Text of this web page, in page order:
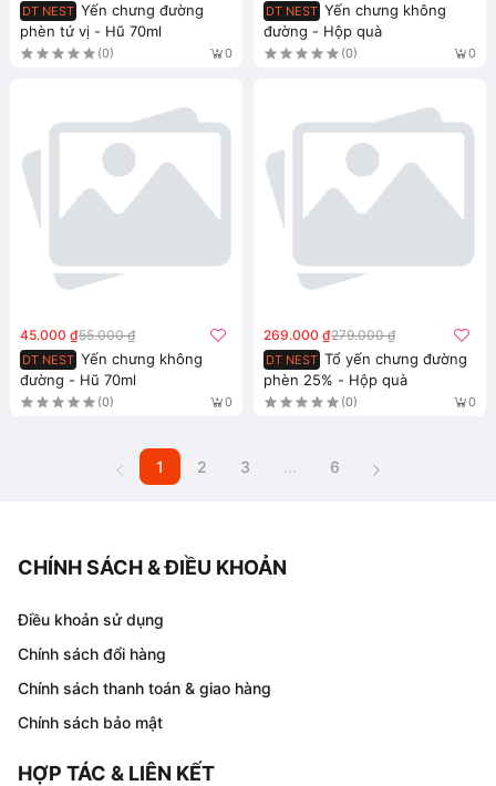
DT NEST Yến chưng đường
phèn tứ vị - Hũ 70ml
(0) 0
DT NEST Yến chưng không
đường - Hộp quà
(0) 0
45.000 ₫55.000 ₫
DT NEST Yến chưng không
đường - Hũ 70ml
(0) 0
269.000 ₫279.000 ₫
DT NEST Tổ yến chưng đường
phèn 25% - Hộp quà
(0) 0
1 2 3 ... 6
CHÍNH SÁCH & ĐIỀU KHOẢN
Điều khoản sử dụng
Chính sách đổi hàng
Chính sách thanh toán & giao hàng
Chính sách bảo mật
HỢP TÁC & LIÊN KẾT